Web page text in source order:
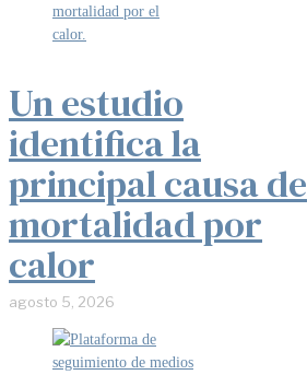
Un estudio
identifica la
principal causa de
mortalidad por
calor
agosto 5, 2026